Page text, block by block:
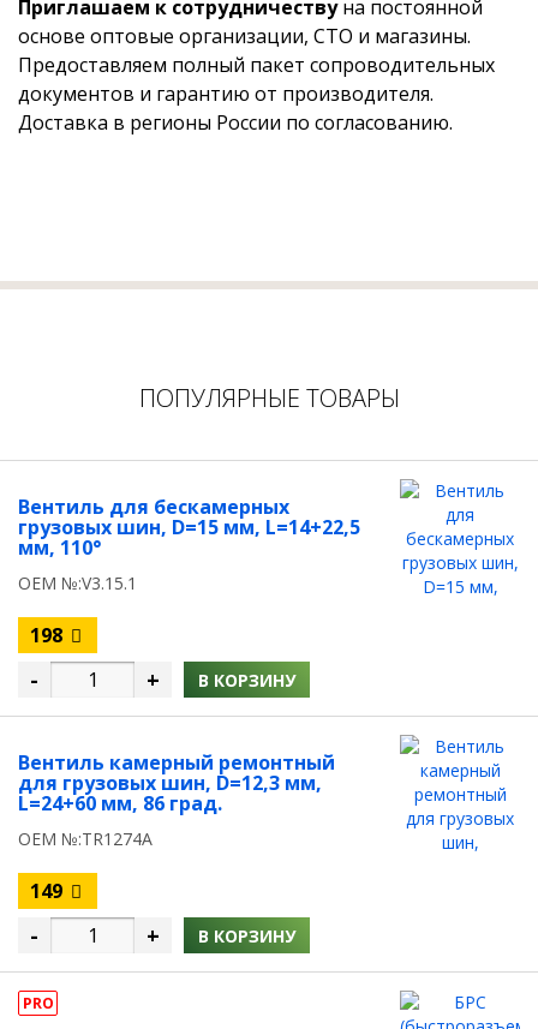
Приглашаем к сотрудничествуна постоянной
основе оптовые организации, СТО и магазины.
Предоставляем полный пакет сопроводительных
документов и гарантию от производителя.
Доставка в регионы России по согласованию.
ПОПУЛЯРНЫЕ ТОВАРЫ
Вентиль для бескамерных
грузовых шин, D=15 мм, L=14+22,5
мм, 110°
OEM №:V3.15.1
198
- + В КОРЗИНУ
Вентиль камерный ремонтный
для грузовых шин, D=12,3 мм,
L=24+60 мм, 86 град.
OEM №:TR1274A
149
- + В КОРЗИНУ
PRO